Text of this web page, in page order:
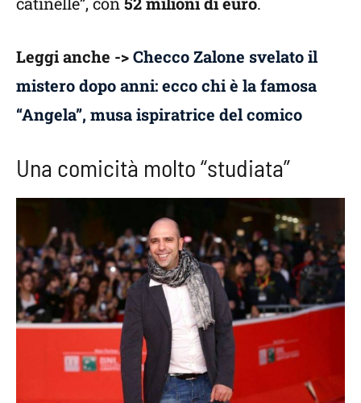
Leggi anche ->Checco Zalone svelato il
mistero dopo anni: ecco chi è la famosa
“Angela”, musa ispiratrice del comico
Una comicità molto “studiata”